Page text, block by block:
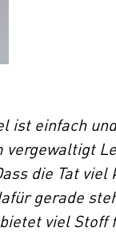
ist einfach
vergewaltigt
die Tat
gerade
viel Stoff